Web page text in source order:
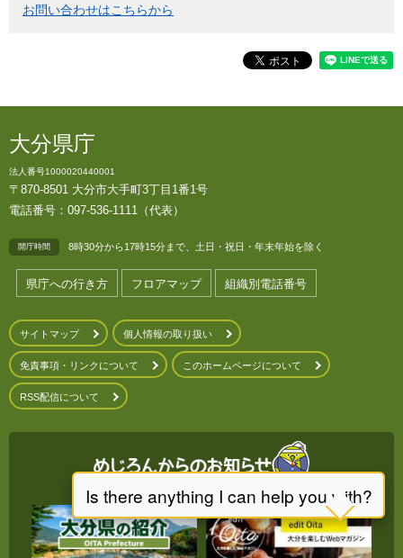
お問い合わせはこちらから
大分県庁
法人番号1000020440001
〒870-8501 大分市大手町3丁目1番1号
電話番号：097-536-1111（代表）
開庁時間 8時30分から17時15分まで、土日・祝日・年末年始を除く
県庁への行き方 フロアマップ 組織別電話番号
サイトマップ 個人情報の取り扱い
免責事項・リンクについて このホームページについて
RSS配信について